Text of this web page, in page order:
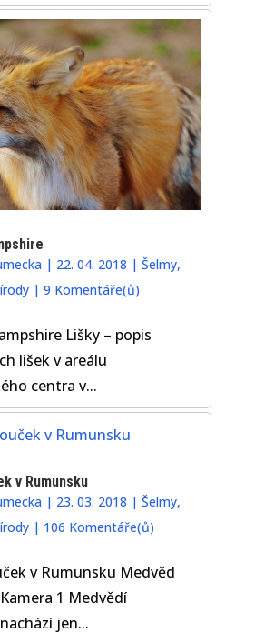
| 22. 04. 2018 |Šelmy,
|9 Komentáře(ů)
Lišky – popis
lišek v areálu
centra v...
v Rumunsku
| 23. 03. 2018 |Šelmy,
| 106 Komentáře(ů)
v Rumunsku Medvěd
1 Medvědí
jen...